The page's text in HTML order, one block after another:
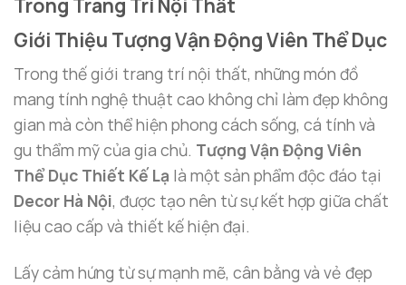
Giới Thiệu Tượng Vận Động Viên Thể Dục
Trong thế giới trang trí nội thất, những món đồ
mang tính nghệ thuật cao không chỉ làm đẹp không
gian mà còn thể hiện phong cách sống, cá tính và
gu thẩm mỹ của gia chủ. Tượng Vận Động Viên
Thể Dục Thiết Kế Lạ là một sản phẩm độc đáo tại
Decor Hà Nội, được tạo nên từ sự kết hợp giữa chất
liệu cao cấp và thiết kế hiện đại.
Lấy cảm hứng từ sự mạnh mẽ, cân bằng và vẻ đẹp